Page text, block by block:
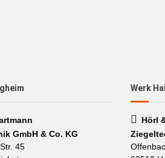
GmbH & Co. KG
45
Werk
Hörl